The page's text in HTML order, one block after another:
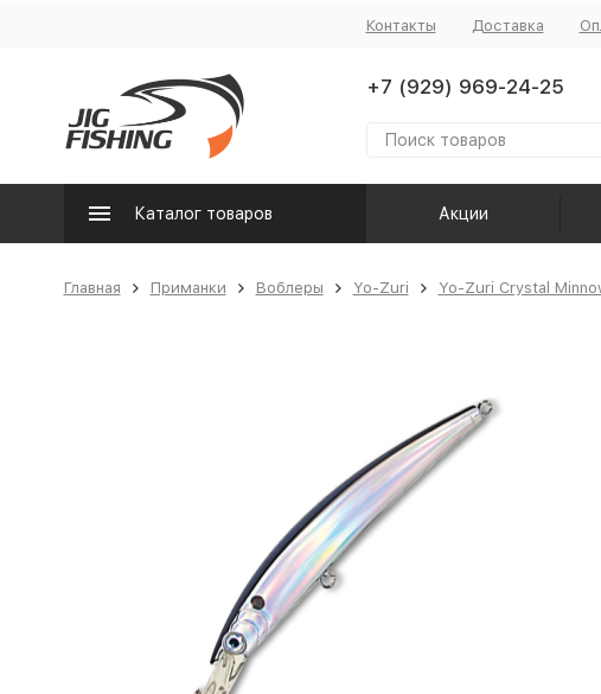
Контакты Доставка
+7 (929) 969-24-25
Каталог товаров Акции
Главная Приманки Воблеры Yo-Zuri Yo-Zuri Crystal